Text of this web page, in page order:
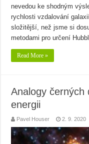
nevedou ke shodným
rychlosti vzdalování
složitější, než jsme si
metodami pro určení
Read More »
Analogy černých
energii
Pavel Houser 2. 9. 2020